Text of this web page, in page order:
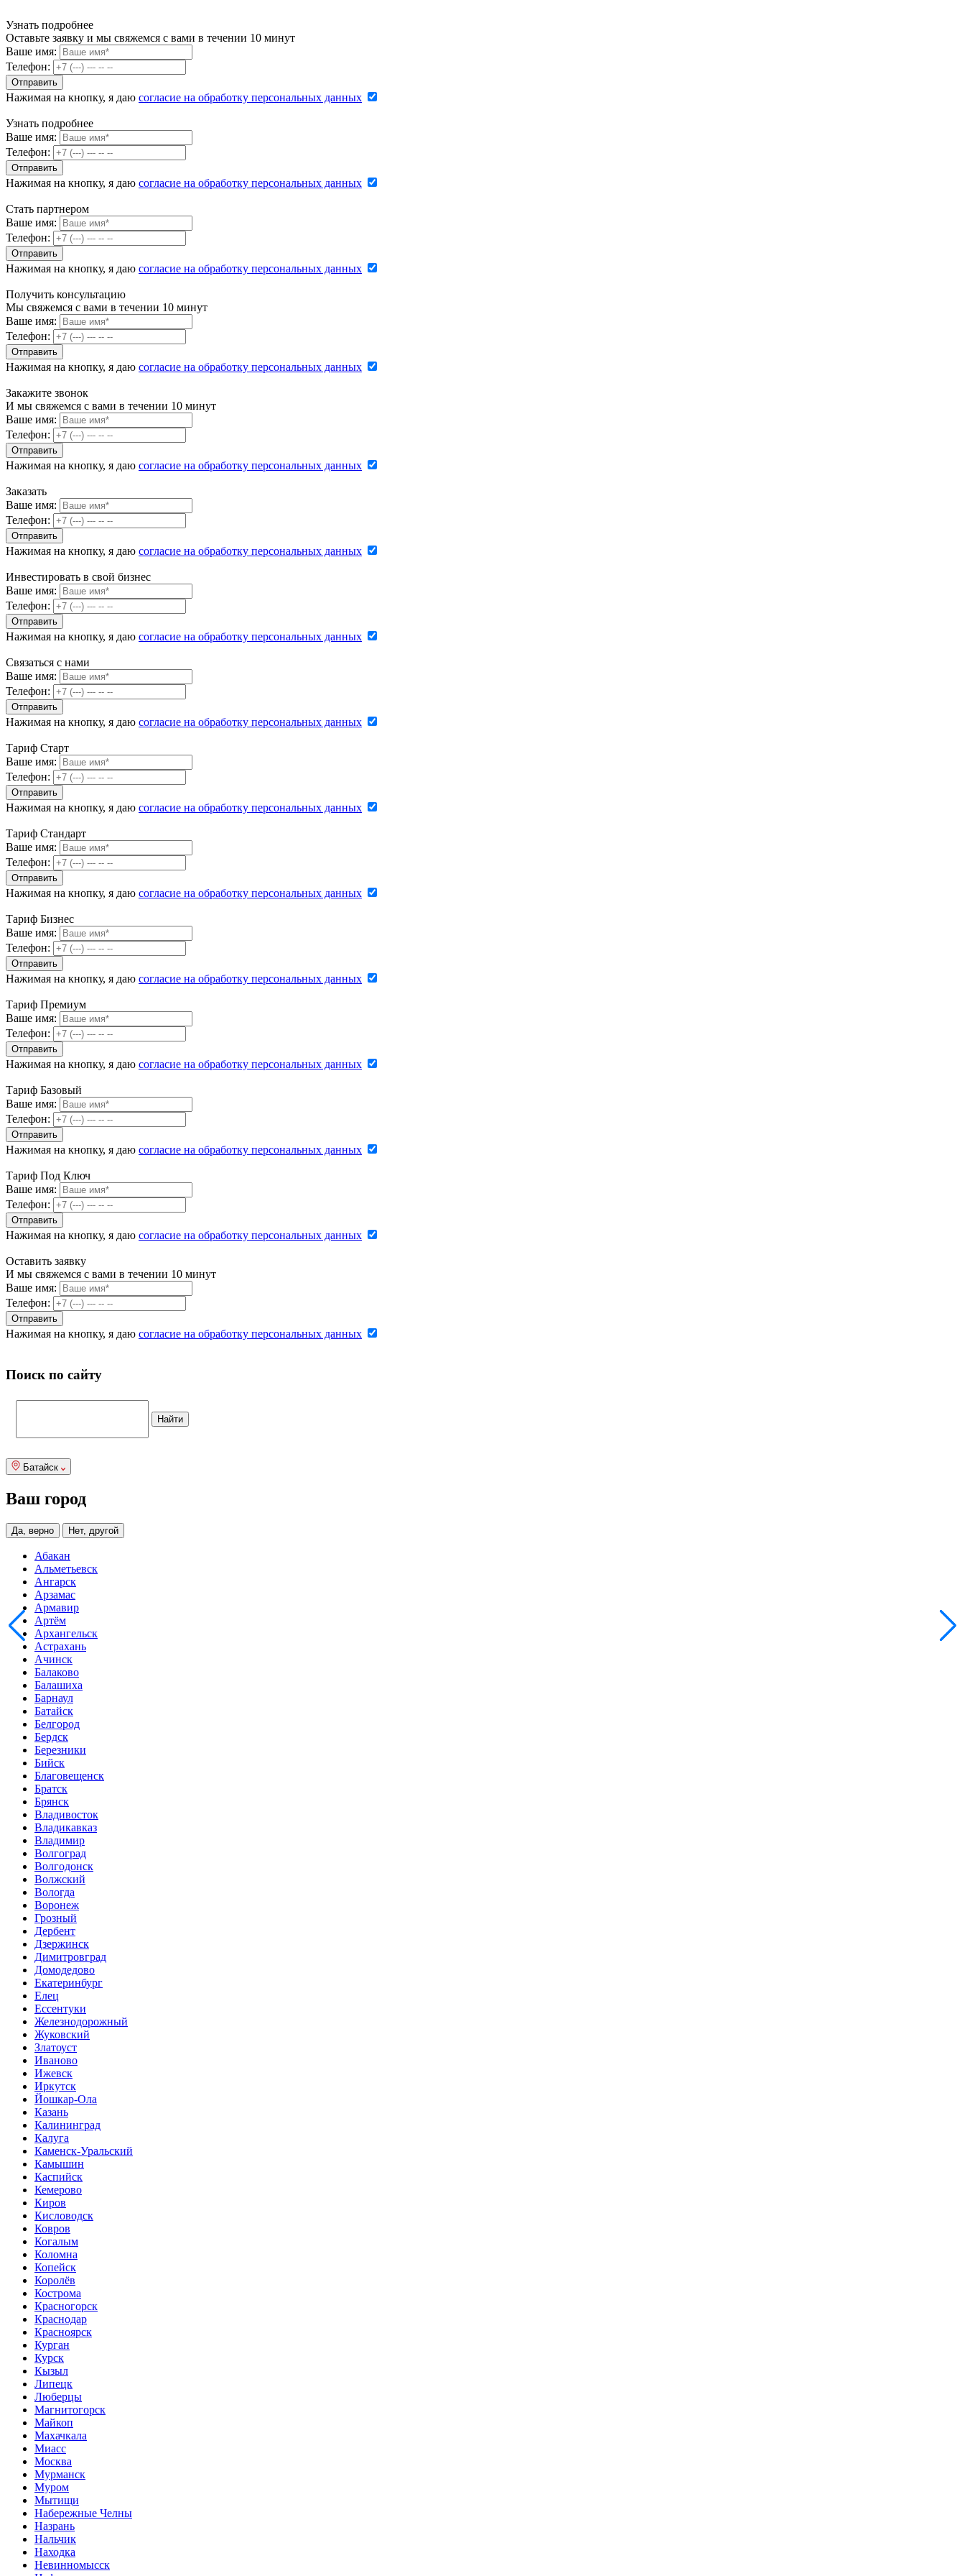
Узнать подробнее
Оставьте заявку и мы свяжемся с вами в течении 10 минут
Ваше имя:
Телефон:
Нажимая на кнопку, я даю согласие на обработку персональных данных
Узнать подробнее
Ваше имя:
Телефон:
Нажимая на кнопку, я даю согласие на обработку персональных данных
Стать партнером
Ваше имя:
Телефон:
Нажимая на кнопку, я даю согласие на обработку персональных данных
Получить консультацию
Мы свяжемся с вами в течении 10 минут
Ваше имя:
Телефон:
Нажимая на кнопку, я даю согласие на обработку персональных данных
Закажите звонок
И мы свяжемся с вами в течении 10 минут
Ваше имя:
Телефон:
Нажимая на кнопку, я даю согласие на обработку персональных данных
Заказать
Ваше имя:
Телефон:
Нажимая на кнопку, я даю согласие на обработку персональных данных
Инвестировать в свой бизнес
Ваше имя:
Телефон:
Нажимая на кнопку, я даю согласие на обработку персональных данных
Связаться с нами
Ваше имя:
Телефон:
Нажимая на кнопку, я даю согласие на обработку персональных данных
Тариф Старт
Ваше имя:
Телефон:
Нажимая на кнопку, я даю согласие на обработку персональных данных
Тариф Стандарт
Ваше имя:
Телефон:
Нажимая на кнопку, я даю согласие на обработку персональных данных
Тариф Бизнес
Ваше имя:
Телефон:
Нажимая на кнопку, я даю согласие на обработку персональных данных
Тариф Премиум
Ваше имя:
Телефон:
Нажимая на кнопку, я даю согласие на обработку персональных данных
Тариф Базовый
Ваше имя:
Телефон:
Нажимая на кнопку, я даю согласие на обработку персональных данных
Тариф Под Ключ
Ваше имя:
Телефон:
Нажимая на кнопку, я даю согласие на обработку персональных данных
Оставить заявку
И мы свяжемся с вами в течении 10 минут
Ваше имя:
Телефон:
Нажимая на кнопку, я даю согласие на обработку персональных данных
Поиск по сайту
Батайск
Ваш город
Да, верно Нет, другой
Абакан
Альметьевск
Ангарск
Арзамас
Армавир
Артём
Архангельск
Астрахань
Ачинск
Балаково
Балашиха
Барнаул
Батайск
Белгород
Бердск
Березники
Бийск
Благовещенск
Братск
Брянск
Владивосток
Владикавказ
Владимир
Волгоград
Волгодонск
Волжский
Вологда
Воронеж
Грозный
Дербент
Дзержинск
Димитровград
Домодедово
Екатеринбург
Елец
Ессентуки
Железнодорожный
Жуковский
Златоуст
Иваново
Ижевск
Иркутск
Йошкар-Ола
Казань
Калининград
Калуга
Каменск-Уральский
Камышин
Каспийск
Кемерово
Киров
Кисловодск
Ковров
Когалым
Коломна
Копейск
Королёв
Кострома
Красногорск
Краснодар
Красноярск
Курган
Курск
Кызыл
Липецк
Люберцы
Магнитогорск
Майкоп
Махачкала
Миасс
Москва
Мурманск
Муром
Мытищи
Набережные Челны
Назрань
Нальчик
Находка
Невинномысск